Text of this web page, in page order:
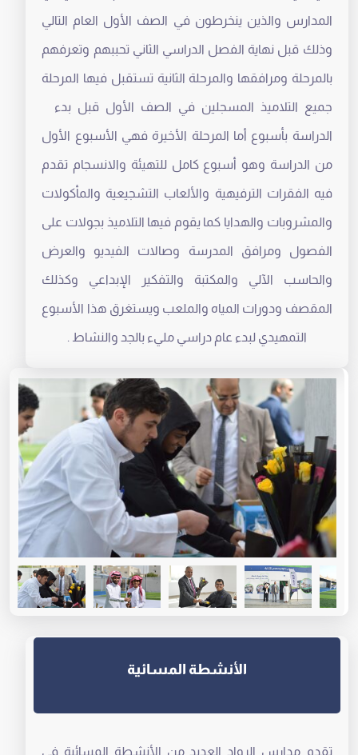
المدارس والذين ينخرطون في الصف الأول العام التالي
وذلك قبل نهاية الفصل الدراسي الثاني تحببهم وتعرفهم
بالمرحلة ومرافقها والمرحلة الثانية تستقبل فيها المرحلة
جميع التلاميذ المسجلين في الصف الأول قبل بدء
الدراسة بأسبوع أما المرحلة الأخيرة فهي الأسبوع الأول
من الدراسة وهو أسبوع كامل للتهيئة والانسجام تقدم
فيه الفقرات الترفيهية والألعاب التشجيعية والمأكولات
والمشروبات والهدايا كما يقوم فيها التلاميذ بجولات على
الفصول ومرافق المدرسة وصالات الفيديو والعرض
والحاسب الآلي والمكتبة والتفكير الإبداعي وكذلك
المقصف ودورات المياه والملعب ويستغرق هذا الأسبوع
التمهيدي لبدء عام دراسي مليء بالجد والنشاط .
الأنشطة المسائية
تقدم مدارس الرواد العديد من الأنشطة المسائية في